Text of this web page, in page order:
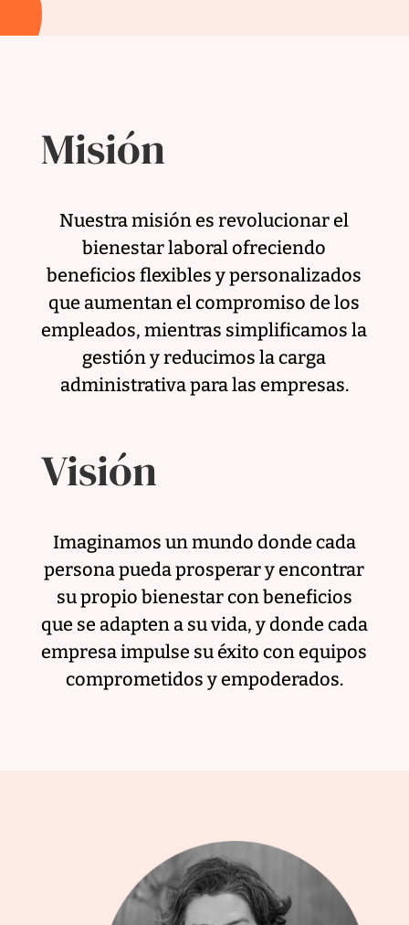
Misión
Nuestra misión es revolucionar el
bienestar laboral ofreciendo
beneficios flexibles y personalizados
que aumentan el compromiso de los
empleados, mientras simplificamos la
gestión y reducimos la carga
administrativa para las empresas.
Visión
Imaginamos un mundo donde cada
persona pueda prosperar y encontrar
su propio bienestar con beneficios
que se adapten a su vida, y donde cada
empresa impulse su éxito con equipos
comprometidos y empoderados.